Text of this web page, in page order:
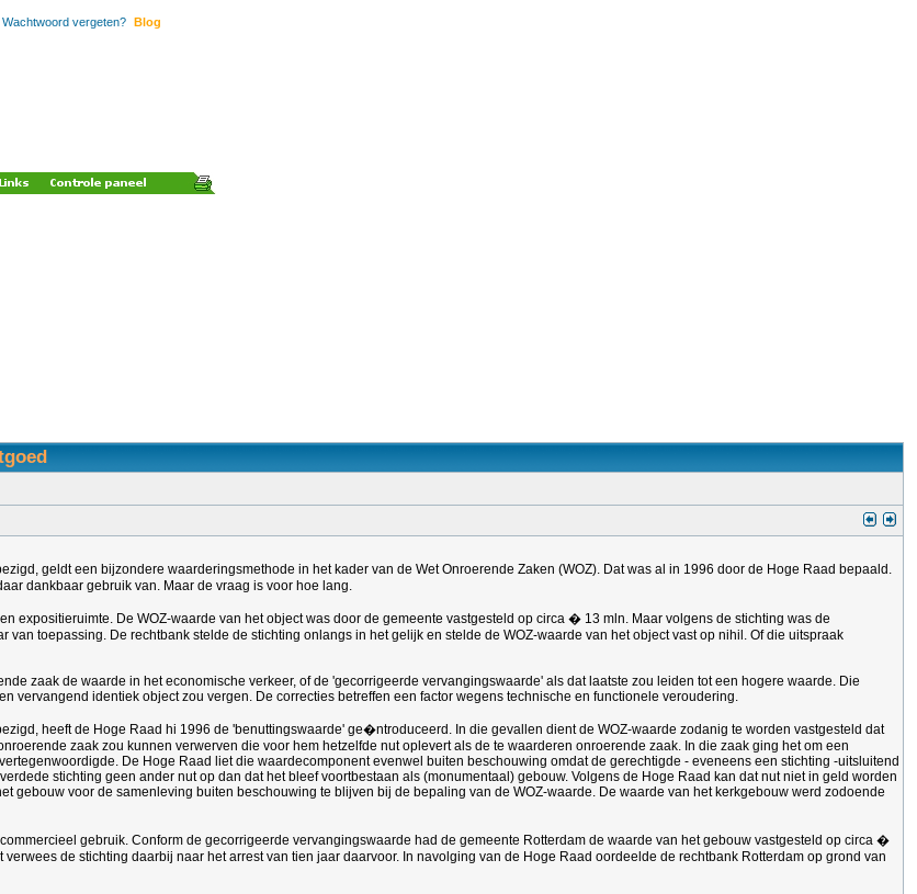
Wachtwoord vergeten? Blog
geldt een bijzondere waarderingsmethode in het kader van de Wet Onroerende Zaken (WOZ). Dat was al in 1996 door de Hoge Raad bepaald.
dankbaar gebruik van. Maar de vraag is voor hoe lang.
expositieruimte. De WOZ-waarde van het object was door de gemeente vastgesteld op circa � 13 mln. Maar volgens de stichting was de
toepassing. De rechtbank stelde de stichting onlangs in het gelijk en stelde de WOZ-waarde van het object vast op nihil. Of die uitspraak
zaak de waarde in het economische verkeer, of de 'gecorrigeerde vervangingswaarde' als dat laatste zou leiden tot een hogere waarde. Die
vervangend identiek object zou vergen. De correcties betreffen een factor wegens technische en functionele veroudering.
heeft de Hoge Raad hi 1996 de 'benuttingswaarde' ge�ntroduceerd. In die gevallen dient de WOZ-waarde zodanig te worden vastgesteld dat
zaak zou kunnen verwerven die voor hem hetzelfde nut oplevert als de te waarderen onroerende zaak. In die zaak ging het om een
De Hoge Raad liet die waardecomponent evenwel buiten beschouwing omdat de gerechtigde - eveneens een stichting -uitsluitend
stichting geen ander nut op dan dat het bleef voortbestaan als (monumentaal) gebouw. Volgens de Hoge Raad kan dat nut niet in geld worden
gebouw voor de samenleving buiten beschouwing te blijven bij de bepaling van de WOZ-waarde. De waarde van het kerkgebouw werd zodoende
gebruik. Conform de gecorrigeerde vervangingswaarde had de gemeente Rotterdam de waarde van het gebouw vastgesteld op circa �
de stichting daarbij naar het arrest van tien jaar daarvoor. In navolging van de Hoge Raad oordeelde de rechtbank Rotterdam op grond van